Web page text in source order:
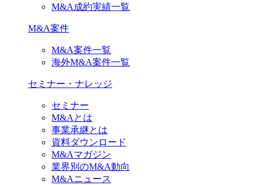
M&A成約実績一覧
M&A案件
M&A案件一覧
海外M&A案件一覧
セミナー・ナレッジ
セミナー
M&Aとは
事業承継とは
資料ダウンロード
M&Aマガジン
業界別のM&A動向
M&Aニュース